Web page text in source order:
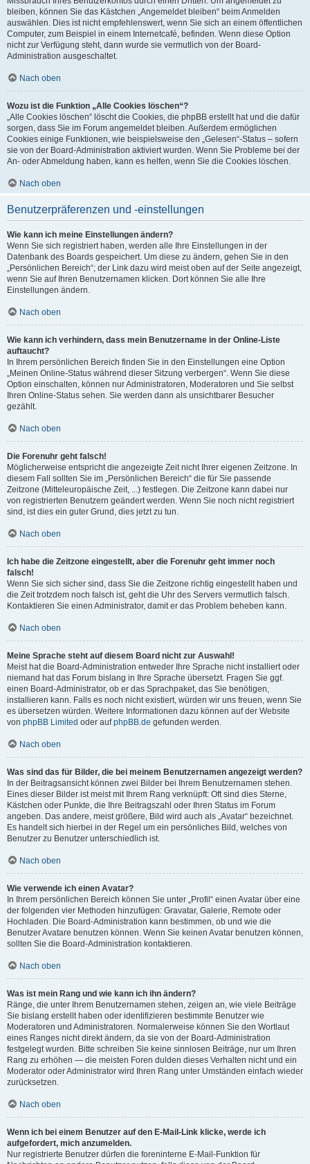
bleiben, können Sie das Kästchen „Angemeldet bleiben“ beim Anmelden
auswählen. Dies ist nicht empfehlenswert, wenn Sie sich an einem öffentlichen
Computer, zum Beispiel in einem Internetcafé, befinden. Wenn diese Option
nicht zur Verfügung steht, dann wurde sie vermutlich von der Board-
Administration ausgeschaltet.
Nach oben
Wozu ist die Funktion „Alle Cookies löschen“?
„Alle Cookies löschen“ löscht die Cookies, die phpBB erstellt hat und die dafür
sorgen, dass Sie im Forum angemeldet bleiben. Außerdem ermöglichen
Cookies einige Funktionen, wie beispielsweise den „Gelesen“-Status – sofern
sie von der Board-Administration aktiviert wurden. Wenn Sie Probleme bei der
An- oder Abmeldung haben, kann es helfen, wenn Sie die Cookies löschen.
Nach oben
Benutzerpräferenzen und -einstellungen
Wie kann ich meine Einstellungen ändern?
Wenn Sie sich registriert haben, werden alle Ihre Einstellungen in der
Datenbank des Boards gespeichert. Um diese zu ändern, gehen Sie in den
„Persönlichen Bereich“; der Link dazu wird meist oben auf der Seite angezeigt,
wenn Sie auf Ihren Benutzernamen klicken. Dort können Sie alle Ihre
Einstellungen ändern.
Nach oben
Wie kann ich verhindern, dass mein Benutzername in der Online-Liste
auftaucht?
In Ihrem persönlichen Bereich finden Sie in den Einstellungen eine Option
„Meinen Online-Status während dieser Sitzung verbergen“. Wenn Sie diese
Option einschalten, können nur Administratoren, Moderatoren und Sie selbst
Ihren Online-Status sehen. Sie werden dann als unsichtbarer Besucher
gezählt.
Nach oben
Die Forenuhr geht falsch!
Möglicherweise entspricht die angezeigte Zeit nicht Ihrer eigenen Zeitzone. In
diesem Fall sollten Sie im „Persönlichen Bereich“ die für Sie passende
Zeitzone (Mitteleuropäische Zeit, ...) festlegen. Die Zeitzone kann dabei nur
von registrierten Benutzern geändert werden. Wenn Sie noch nicht registriert
sind, ist dies ein guter Grund, dies jetzt zu tun.
Nach oben
Ich habe die Zeitzone eingestellt, aber die Forenuhr geht immer noch
falsch!
Wenn Sie sich sicher sind, dass Sie die Zeitzone richtig eingestellt haben und
die Zeit trotzdem noch falsch ist, geht die Uhr des Servers vermutlich falsch.
Kontaktieren Sie einen Administrator, damit er das Problem beheben kann.
Nach oben
Meine Sprache steht auf diesem Board nicht zur Auswahl!
Meist hat die Board-Administration entweder Ihre Sprache nicht installiert oder
niemand hat das Forum bislang in Ihre Sprache übersetzt. Fragen Sie ggf.
einen Board-Administrator, ob er das Sprachpaket, das Sie benötigen,
installieren kann. Falls es noch nicht existiert, würden wir uns freuen, wenn Sie
es übersetzen würden. Weitere Informationen dazu können auf der Website
von phpBB Limited oder aufphpBB.de gefunden werden.
Nach oben
Was sind das für Bilder, die bei meinem Benutzernamen angezeigt werden?
In der Beitragsansicht können zwei Bilder bei Ihrem Benutzernamen stehen.
Eines dieser Bilder ist meist mit Ihrem Rang verknüpft: Oft sind dies Sterne,
Kästchen oder Punkte, die Ihre Beitragszahl oder Ihren Status im Forum
angeben. Das andere, meist größere, Bild wird auch als „Avatar“ bezeichnet.
Es handelt sich hierbei in der Regel um ein persönliches Bild, welches von
Benutzer zu Benutzer unterschiedlich ist.
Nach oben
Wie verwende ich einen Avatar?
In Ihrem persönlichen Bereich können Sie unter „Profil“ einen Avatar über eine
der folgenden vier Methoden hinzufügen: Gravatar, Galerie, Remote oder
Hochladen. Die Board-Administration kann bestimmen, ob und wie die
Benutzer Avatare benutzen können. Wenn Sie keinen Avatar benutzen können,
sollten Sie die Board-Administration kontaktieren.
Nach oben
Was ist mein Rang und wie kann ich ihn ändern?
Ränge, die unter Ihrem Benutzernamen stehen, zeigen an, wie viele Beiträge
Sie bislang erstellt haben oder identifizieren bestimmte Benutzer wie
Moderatoren und Administratoren. Normalerweise können Sie den Wortlaut
eines Ranges nicht direkt ändern, da sie von der Board-Administration
festgelegt wurden. Bitte schreiben Sie keine sinnlosen Beiträge, nur um Ihren
Rang zu erhöhen — die meisten Foren dulden dieses Verhalten nicht und ein
Moderator oder Administrator wird Ihren Rang unter Umständen einfach wieder
zurücksetzen.
Nach oben
Wenn ich bei einem Benutzer auf den E-Mail-Link klicke, werde ich
aufgefordert, mich anzumelden.
Nur registrierte Benutzer dürfen die foreninterne E-Mail-Funktion für